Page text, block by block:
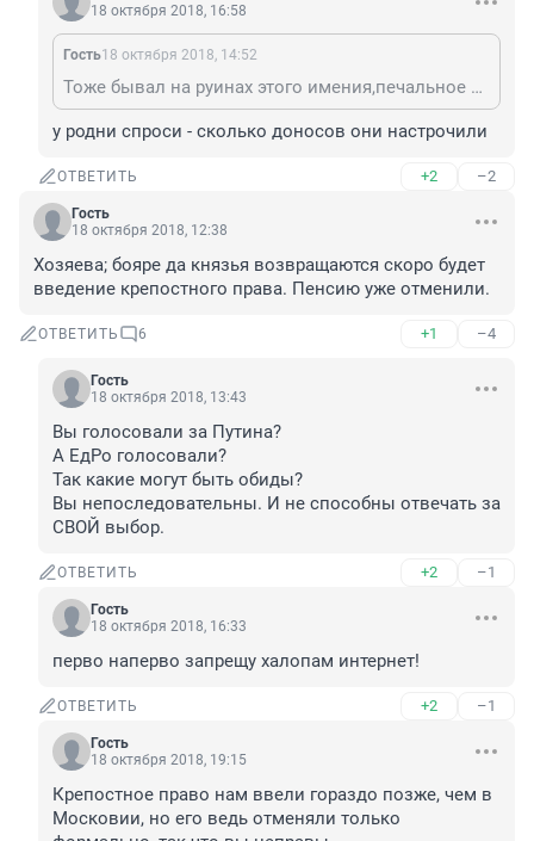
18 октября 2018, 16:58
Гость18 октября 2018, 14:52
Тоже бывал на руинах этого имения,печальное место,будь прокляты большевики...
у родни спроси - сколько доносов они настрочили
ОТВЕТИТЬ +2 –2
Гость
18 октября 2018, 12:38
Хозяева; бояре да князья возвращаются скоро будет
введение крепостного права. Пенсию уже отменили.
ОТВЕТИТЬ 6 +1 –4
Гость
18 октября 2018, 13:43
Вы голосовали за Путина?
А ЕдРо голосовали?
Так какие могут быть обиды?
Вы непоследовательны. И не способны отвечать за
СВОЙ выбор.
ОТВЕТИТЬ +2 –1
Гость
18 октября 2018, 16:33
перво наперво запрещу халопам интернет!
ОТВЕТИТЬ +2 –1
Гость
18 октября 2018, 19:15
Крепостное право нам ввели гораздо позже, чем в
Московии, но его ведь отменяли только